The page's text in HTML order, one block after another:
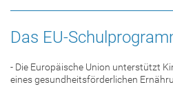
Das EU-
- Die Europäische Union unterstützt
eines gesundheitsförderlichen